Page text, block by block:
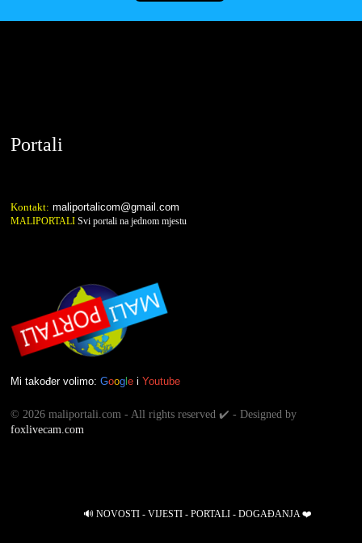
Portali
Kontakt: maliportalicom@gmail.com
MALIPORTALI Svi portali na jednom mjestu
Mi također volimo: Goog e i Youtube
© 2026 maliportali.com - All rights reserved ✔️ - Designed by
foxlivecam.com
🔊 NOVOSTI - VIJESTI - PORTALI - DOGAĐANJA ❤️